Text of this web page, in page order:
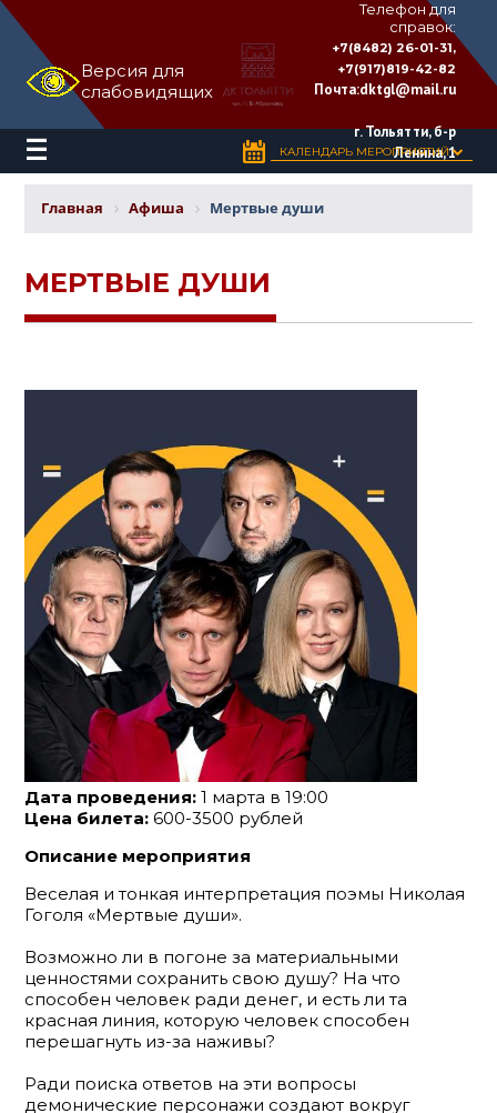
Версия для
слабовидящих
ДВОРЕЦ
КУЛЬТУРЫ
«ТОЛЬЯТТИ»
имени
Телефон для
справок:
+7(8482) 26-01-31,
+7(917)819-42-82
Почта:dktgl@mail.ru
г. Тольятти, б-р
Ленина, 1
КАЛЕНДАРЬ МЕРОПРИЯТИЙ
Главная Афиша Мертвые души
МЕРТВЫЕ ДУШИ
Дата проведения: 1 марта в 19:00
Цена билета: 600-3500 рублей
Описание мероприятия
Веселая и тонкая интерпретация поэмы Николая
Гоголя «Мертвые души».
Возможно ли в погоне за материальными
ценностями сохранить свою душу? На что
способен человек ради денег, и есть ли та
красная линия, которую человек способен
перешагнуть из-за наживы?
Ради поиска ответов на эти вопросы
демонические персонажи создают вокруг